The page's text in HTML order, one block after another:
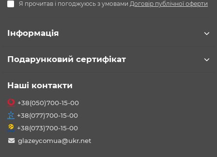
Я прочитав і погоджуюсь з умовами Договір публічної оферти
Інформація
Подарунковий сертифікат
Наші контакти
+38(050)700-15-00
+38(077)700-15-00
+38(073)700-15-00
glazeycomua@ukr.net